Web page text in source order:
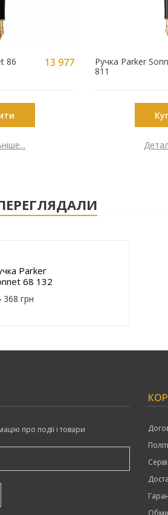
86
13 977
Ручка Parker
811
Parker
68 132
368 грн
про події і товари